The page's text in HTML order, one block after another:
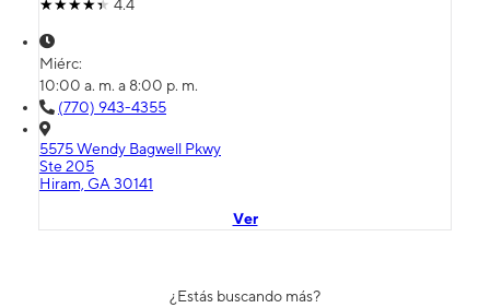
4.4
Miérc:
10:00 a. m. a 8:00 p. m.
(770) 943-4355
5575 Wendy Bagwell Pkwy
Ste 205
Hiram, GA 30141
Ver
¿Estás buscando más?